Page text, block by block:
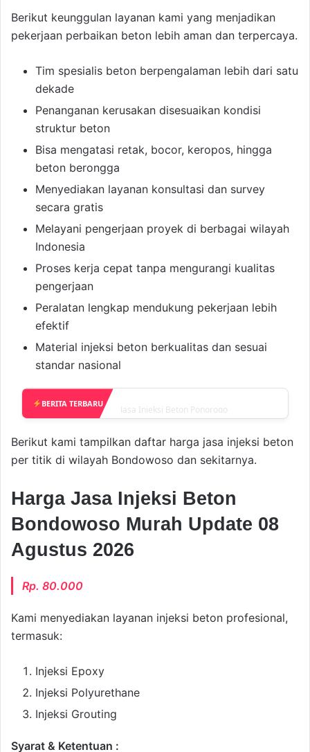
Berikut keunggulan layanan kami yang menjadikan
pekerjaan perbaikan beton lebih aman dan terpercaya.
Tim spesialis beton berpengalaman lebih dari satu
dekade
Penanganan kerusakan disesuaikan kondisi
struktur beton
Bisa mengatasi retak, bocor, keropos, hingga
beton berongga
Menyediakan layanan konsultasi dan survey
secara gratis
Melayani pengerjaan proyek di berbagai wilayah
Indonesia
Proses kerja cepat tanpa mengurangi kualitas
pengerjaan
Peralatan lengkap mendukung pekerjaan lebih
efektif
Material injeksi beton berkualitas dan sesuai
standar nasional
BERITA TERBARU Jasa Injeksi Beton Pasuruan
Berikut kami tampilkan daftar harga jasa injeksi beton
per titik di wilayah Bondowoso dan sekitarnya.
Harga Jasa Injeksi Beton
Bondowoso Murah Update 08
Agustus 2026
Rp. 80.000
Kami menyediakan layanan injeksi beton profesional,
termasuk:
Injeksi Epoxy
Injeksi Polyurethane
Injeksi Grouting
Syarat & Ketentuan :